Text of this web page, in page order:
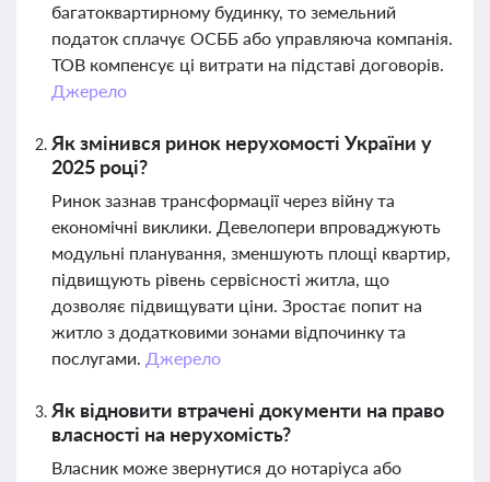
багатоквартирному будинку, то земельний
податок сплачує ОСББ або управляюча компанія.
ТОВ компенсує ці витрати на підставі договорів.
Джерело
Як змінився ринок нерухомості України у
2025 році?
Ринок зазнав трансформації через війну та
економічні виклики. Девелопери впроваджують
модульні планування, зменшують площі квартир,
підвищують рівень сервісності житла, що
дозволяє підвищувати ціни. Зростає попит на
житло з додатковими зонами відпочинку та
послугами. Джерело
Як відновити втрачені документи на право
власності на нерухомість?
Власник може звернутися до нотаріуса або